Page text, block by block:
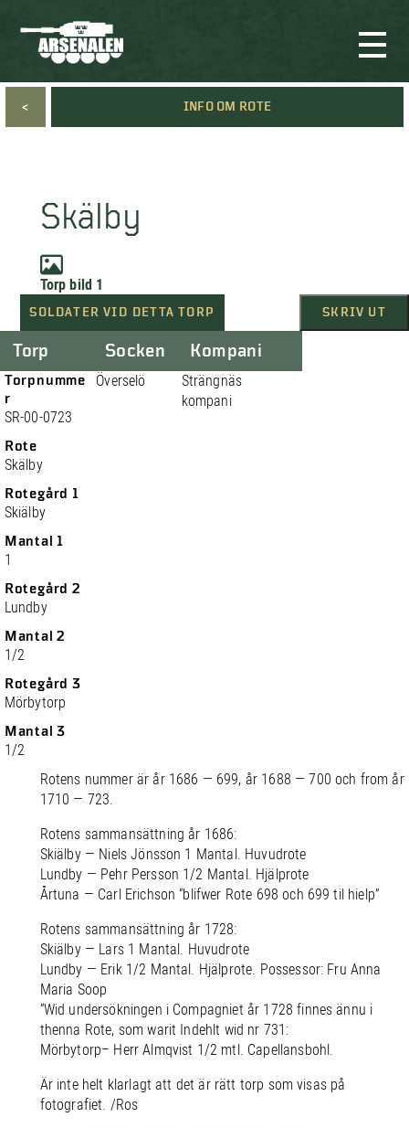
< INFO OM ROTE
Skälby
Torp bild 1
SOLDATER VID DETTA TORP SKRIV UT
Torp
Torpnumme
r
SR-00-0723
Rote
Skälby
Rotegård 1
Skiälby
Mantal 1
1
Rotegård 2
Lundby
Mantal 2
1/2
Rotegård 3
Mörbytorp
Mantal 3
1/2
Socken
Överselö
Kompani
Strängnäs
kompani
Rotens nummer är år 1686 — 699, år 1688 — 700 och from år
1710 — 723.
Rotens sammansättning år 1686:
Skiälby — Niels Jönsson 1 Mantal. Huvudrote
Lundby — Pehr Persson 1/2 Mantal. Hjälprote
Årtuna — Carl Erichson “blifwer Rote 698 och 699 til hielp”
Rotens sammansättning år 1728:
Skiälby — Lars 1 Mantal. Huvudrote
Lundby — Erik 1/2 Mantal. Hjälprote. Possessor: Fru Anna
Maria Soop
“Wid undersökningen i Compagniet år 1728 finnes ännu i
thenna Rote, som warit Indehlt wid nr 731:
Mörbytorp– Herr Almqvist 1/2 mtl. Capellansbohl.
Är inte helt klarlagt att det är rätt torp som visas på
fotografiet. /Ros